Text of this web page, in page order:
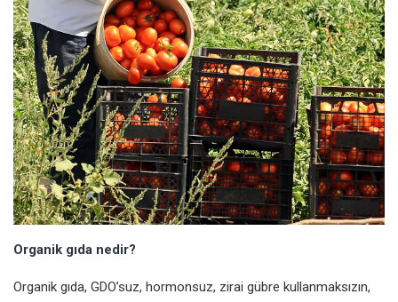
Organik gıda nedir?
Organik gıda, GDO’suz, hormonsuz, zirai gübre kullanmaksızın,